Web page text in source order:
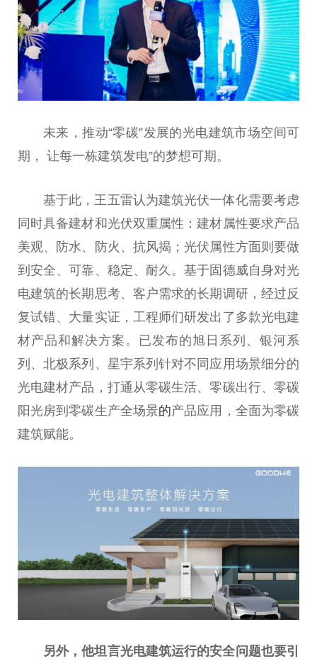
未来，推动“零碳”发展的光电建筑市场空间可
期， 让每一栋建筑发电”的梦想可期。
基于此，王五雷认为建筑光伏一体化需要考虑
同时具备建材和光伏双重属性 ：建材属性要求产品
美观、防水、防火、抗风揭；光伏 属性方面则要做
到安全、可靠、稳定、耐久。基于固德威自身对光
电建筑的长期思考、客户需求的长期调研，经过反
复试错、大量实证，工程师们研发出了多款光电建
材产品和解决方案。已发布的旭日系列、银河系
列、北极系列、星宇系列针对不同应用场景细分的
光电建材产品，打通从零碳生活、零碳出行、零碳
阳光房到零碳生产全场景的产品应用，全面为零碳
建筑赋能。
另外，他坦言光电建筑运行的安全问题也要引